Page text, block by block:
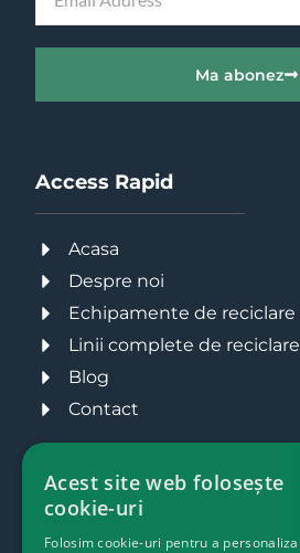
Access Rapid
Acasa
Despre noi
Echipamente de reciclare
Linii complete de reciclare
Blog
Contact
Ma abonez
Acest site web folosește
cookie-uri
Folosim cookie-uri pentru a personaliza